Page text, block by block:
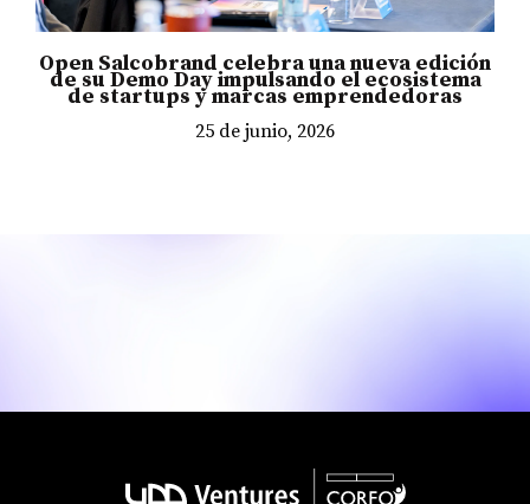
Open Salcobrand celebra una nueva edición
de su Demo Day impulsando el ecosistema
de startups y marcas emprendedoras
25 de junio, 2026